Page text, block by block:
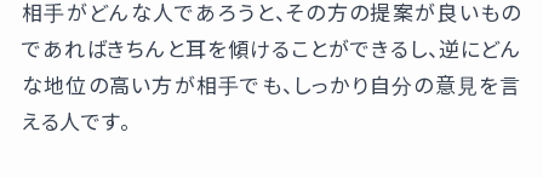
相手がどんな人であろうと、その方の提案が良いもの
であればきちんと耳を傾けることができるし、逆にどん
な地位の高い方が相手でも、しっかり自分の意見を言
える人です。